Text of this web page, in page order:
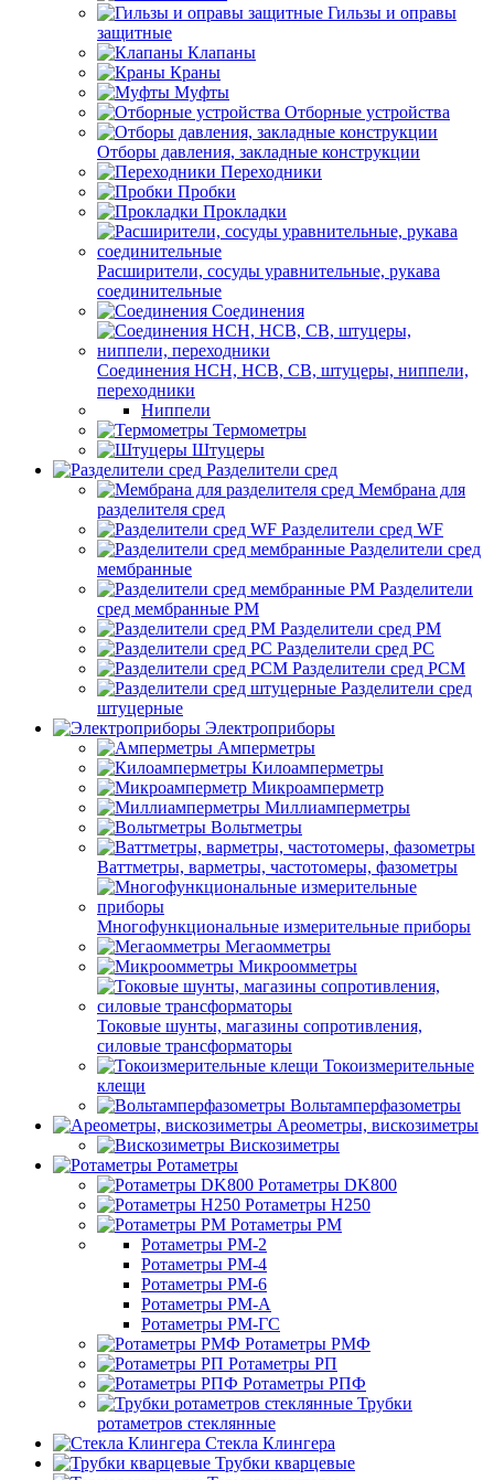
Гильзы и оправы
защитные
Клапаны
Краны
Муфты
Отборные устройства
Отборы давления, закладные конструкции
Переходники
Пробки
Прокладки
Расширители, сосуды уравнительные, рукава
соединительные
Соединения
Соединения НСН, НСВ, СВ, штуцеры, ниппели,
переходники
Ниппели
Термометры
Штуцеры
Разделители сред
Мембрана для
разделителя сред
Разделители сред WF
Разделители сред
мембранные
Разделители
сред мембранные РМ
Разделители сред РМ
Разделители сред РС
Разделители сред РСМ
Разделители сред
штуцерные
Электроприборы
Амперметры
Килоамперметры
Микроамперметр
Миллиамперметры
Вольтметры
Ваттметры, варметры, частотомеры, фазометры
Многофункциональные измерительные приборы
Мегаомметры
Микроомметры
Токовые шунты, магазины сопротивления,
силовые трансформаторы
Токоизмерительные
клещи
Вольтамперфазометры
Ареометры, вискозиметры
Вискозиметры
Ротаметры
Ротаметры DK800
Ротаметры H250
Ротаметры РМ
Ротаметры РМ-2
Ротаметры РМ-4
Ротаметры РМ-6
Ротаметры РМ-А
Ротаметры РМ-ГС
Ротаметры РМФ
Ротаметры РП
Ротаметры РПФ
Трубки
ротаметров стеклянные
Стекла Клингера
Трубки кварцевые